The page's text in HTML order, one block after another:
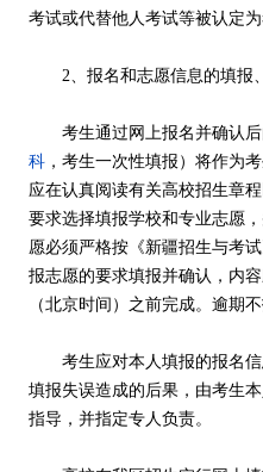
考试或代替他人考试等被认定
2、报名和志愿信息的填报
考生通过网上报名并确认后
科 ，考生一次性填报）将作为
应在认真阅读有关高校招生章
要求选择填报学校和专业志愿
愿必须严格按《新疆招生与考
报志愿的要求填报并确认，内
（北京时间）之前完成。逾期
考生应对本人填报的报名信
填报失误造成的后果，由考生
指导，并指定专人负责。